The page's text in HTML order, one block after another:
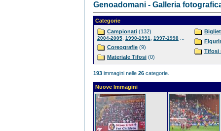
Genoadomani - Galleria
Categorie
Campionati (132)
2004-2005 1990-1991 1997-1998
Coreografie (9)
Materiale Tifosi (0)
Tifosi
193 immagini nelle 26 categorie.
Nuove Immagini